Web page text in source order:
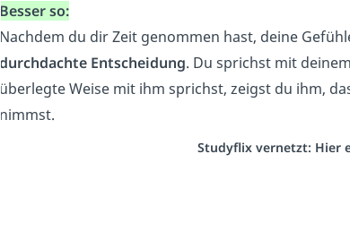
Besser so:
Nachdem du dir Zeit genommen hast, deine
durchdachte Entscheidung. Du sprichst mit
überlegte Weise mit ihm sprichst, zeigst du ihm,
nimmst.
Studyflix vernetzt: Hier